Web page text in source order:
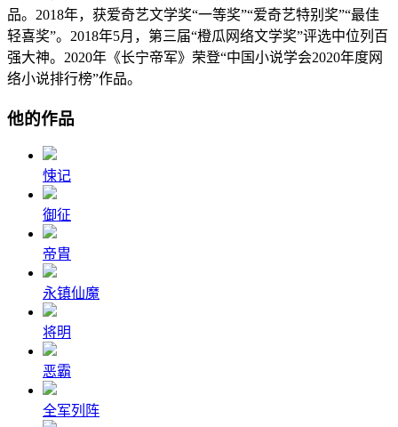
品。2018年，获爱奇艺文学奖“一等奖”“爱奇艺特别奖”“最佳
轻喜奖”。2018年5月，第三届“橙瓜网络文学奖”评选中位列百
强大神。2020年《长宁帝军》荣登“中国小说学会2020年度网
络小说排行榜”作品。
他的作品
悚记
御征
帝胄
永镇仙魔
将明
恶霸
全军列阵